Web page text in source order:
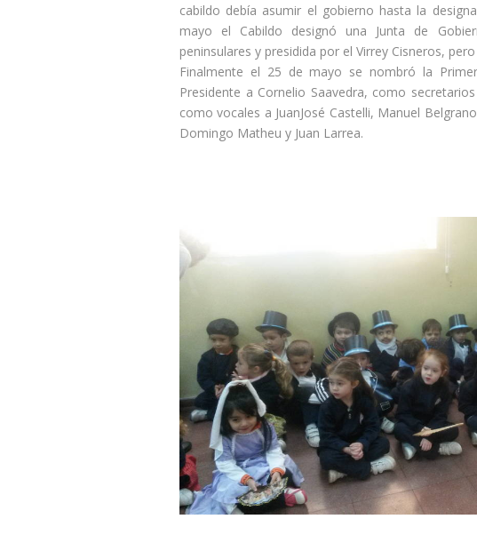
cabildo debía asumir el gobierno hasta la
mayo el Cabildo designó una Junta de
peninsulares y presidida por el Virrey Cisneros,
Finalmente el 25 de mayo se nombró la
Presidente a Cornelio Saavedra, como
como vocales a JuanJosé Castelli, Manuel
Domingo Matheu y Juan Larrea.